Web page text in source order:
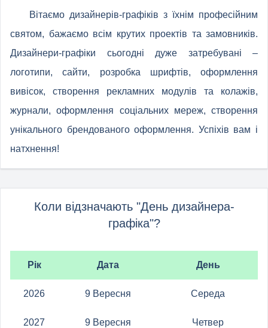
Вітаємо дизайнерів-графіків з їхнім професійним
святом, бажаємо всім крутих проектів та замовників.
Дизайнери-графіки сьогодні дуже затребувані –
логотипи, сайти, розробка шрифтів, оформлення
вивісок, створення рекламних модулів та колажів,
журнали, оформлення соціальних мереж, створення
унікального брендованого оформлення. Успіхів вам і
натхнення!
Коли відзначають "День дизайнера-
графіка"?
Рік Дата День
2026 9 Вересня Середа
2027 9 Вересня Четвер